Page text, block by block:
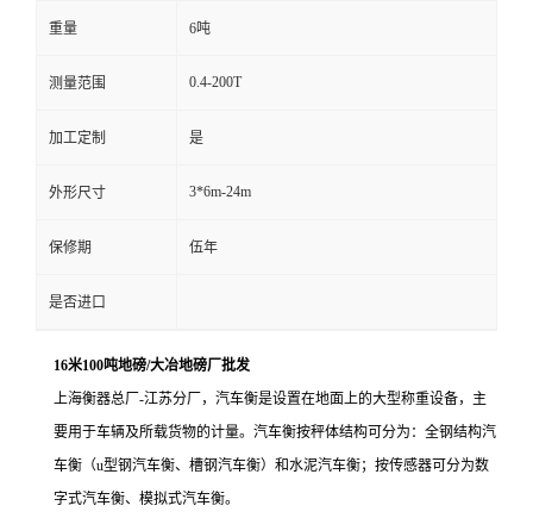
重量 6吨
测量范围 0.4-200T
加工定制 是
外形尺寸 3*6m-24m
保修期 伍年
是否进口
16米100吨地磅/大冶地磅厂批发
上海衡器总厂-江苏分厂，汽车衡是设置在地面上的大型称重设备，主
要用于车辆及所载货物的计量。汽车衡按秤体结构可分为：全钢结构汽
车衡（u型钢汽车衡、槽钢汽车衡）和水泥汽车衡；按传感器可分为数
字式汽车衡、模拟式汽车衡。